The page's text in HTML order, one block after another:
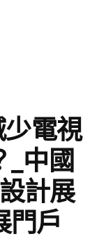
電視
_中國
計展
門戶